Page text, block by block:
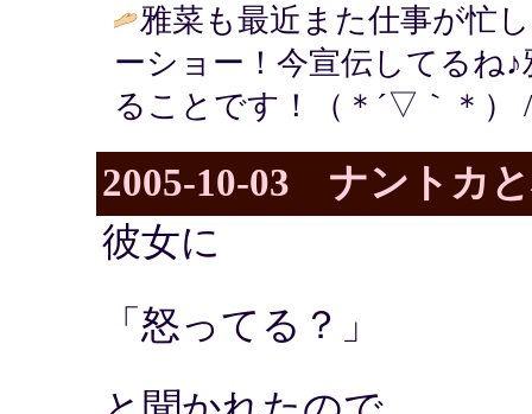
雅菜も最近また仕事が忙
ーショー！今宣伝してるね
ることです！（＊´▽｀＊）
2005-10-03 ナントカ
彼女に
「怒ってる？」